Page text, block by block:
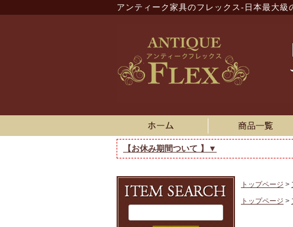
アンティーク家具のフレックス-日本最大級
【お休み期間ついて 】▼
トップページ
トップページ